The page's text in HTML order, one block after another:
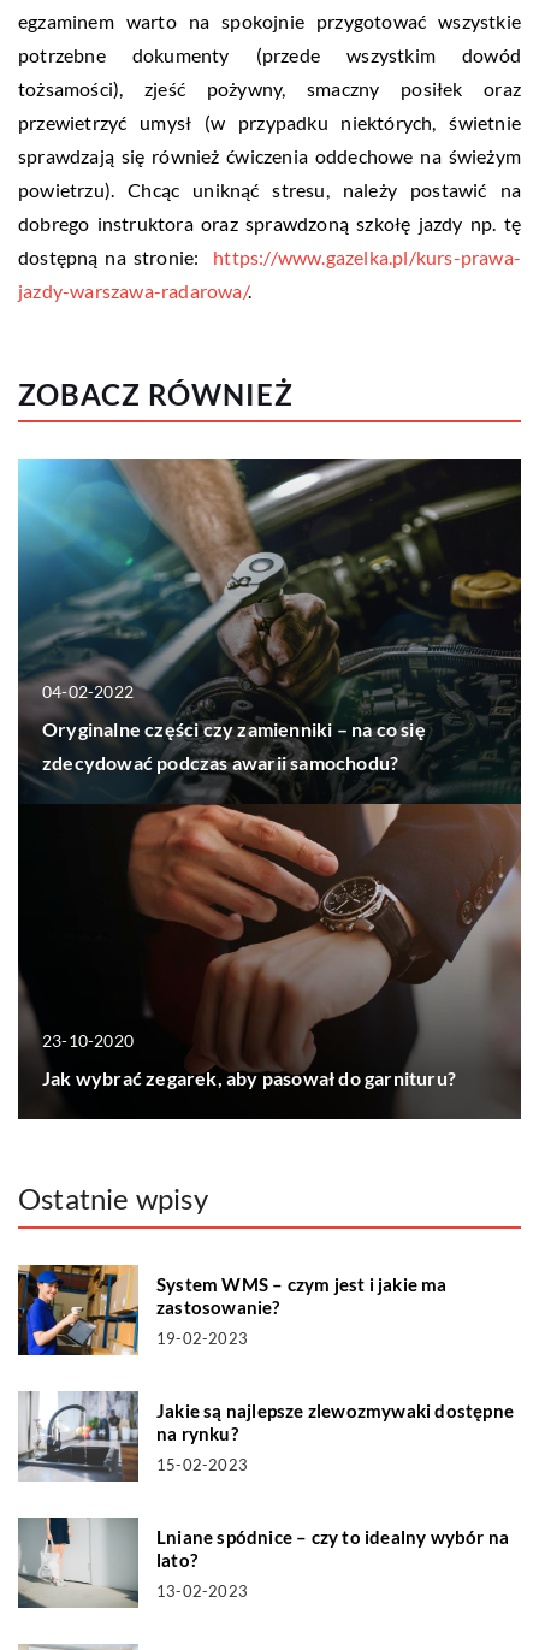
egzaminem warto na spokojnie przygotować wszystkie
potrzebne dokumenty (przede wszystkim dowód
tożsamości), zjeść pożywny, smaczny posiłek oraz
przewietrzyć umysł (w przypadku niektórych, świetnie
sprawdzają się również ćwiczenia oddechowe na świeżym
powietrzu). Chcąc uniknąć stresu, należy postawić na
dobrego instruktora oraz sprawdzoną szkołę jazdy np. tę
dostępną na stronie: https://www.gazelka.pl/kurs-prawa-
jazdy-warszawa-radarowa/.
ZOBACZ RÓWNIEŻ
04-02-2022
Oryginalne części czy zamienniki – na co się
zdecydować podczas awarii samochodu?
23-10-2020
Jak wybrać zegarek, aby pasował do garnituru?
Ostatnie wpisy
System WMS – czym jest i jakie ma
zastosowanie?
19-02-2023
Jakie są najlepsze zlewozmywaki dostępne
na rynku?
15-02-2023
Lniane spódnice – czy to idealny wybór na
lato?
13-02-2023